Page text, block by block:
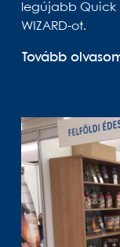
legújabb Quick
WIZARD-ot.
Tovább